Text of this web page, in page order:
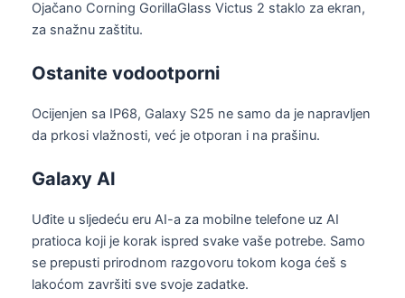
Ojačano Corning GorillaGlass Victus 2 staklo za ekran,
za snažnu zaštitu.
Ostanite vodootporni
Ocijenjen sa IP68, Galaxy S25 ne samo da je napravljen
da prkosi vlažnosti, već je otporan i na prašinu.
Galaxy AI
Uđite u sljedeću eru AI-a za mobilne telefone uz AI
pratioca koji je korak ispred svake vaše potrebe. Samo
se prepusti prirodnom razgovoru tokom koga ćeš s
lakoćom završiti sve svoje zadatke.